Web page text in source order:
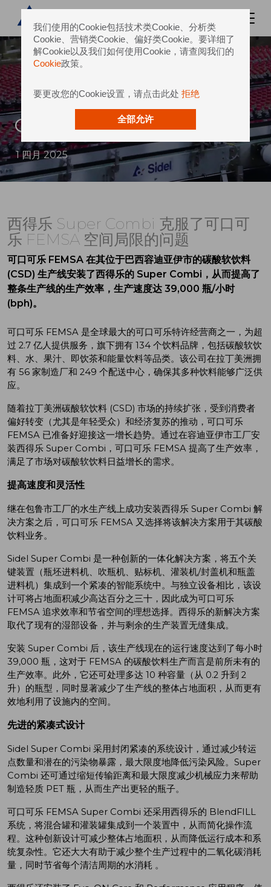
我们使用的Cookie包括技术类Cookie、分析类
Cookie、营销类Cookie、偏好类Cookie。要详细了
解Cookie以及我们如何使用Cookie，请查阅我们的
Cookie政策。
要更改您的Cookie设置，请点击此处 拒绝
全部允许
Coca-Cola Femsa
1 四月 2025
西得乐 Super Combi 克服了可口可
乐 FEMSA 空间局限的问题
可口可乐 FEMSA 在其位于巴西容迪亚伊市的碳酸软饮料
(CSD) 生产线安装了西得乐的 Super Combi，从而提高了
整条生产线的生产效率，生产速度达 39,000 瓶/小时
(bph)。
可口可乐 FEMSA 是全球最大的可口可乐特许经营商之一，为超
过 2.7 亿人提供服务，旗下拥有 134 个饮料品牌，包括碳酸软饮
料、水、果汁、即饮茶和能量饮料等品类。该公司在拉丁美洲拥
有 56 家制造厂和 249 个配送中心，确保其多种饮料能够广泛供
应。
随着拉丁美洲碳酸软饮料 (CSD) 市场的持续扩张，受到消费者
偏好转变（尤其是年轻受众）和经济复苏的推动，可口可乐
FEMSA 已准备好迎接这一增长趋势。通过在容迪亚伊市工厂安
装西得乐 Super Combi，可口可乐 FEMSA 提高了生产效率，
满足了市场对碳酸软饮料日益增长的需求。
提高速度和灵活性
继在包鲁市工厂的水生产线上成功安装西得乐 Super Combi 解
决方案之后，可口可乐 FEMSA 又选择将该解决方案用于其碳酸
饮料业务。
Sidel Super Combi 是一种创新的一体化解决方案，将五个关
键装置（瓶坯进料机、吹瓶机、贴标机、灌装机/封盖机和瓶盖
进料机）集成到一个紧凑的智能系统中。与独立设备相比，该设
计可将占地面积减少高达百分之三十，因此成为可口可乐
FEMSA 追求效率和节省空间的理想选择。西得乐的新解决方案
取代了现有的湿部设备，并与剩余的生产装置无缝集成。
安装 Super Combi 后，该生产线现在的运行速度达到了每小时
39,000 瓶，这对于 FEMSA 的碳酸饮料生产而言是前所未有的
生产效率。此外，它还可处理多达 10 种容量（从 0.2 升到 2
升）的瓶型，同时显著减少了生产线的整体占地面积，从而更有
效地利用了设施内的空间。
先进的紧凑式设计
Sidel Super Combi 采用封闭紧凑的系统设计，通过减少转运
点数量和潜在的污染物暴露，最大限度地降低污染风险。Super
Combi 还可通过缩短传输距离和最大限度减少机械应力来帮助
制造轻质 PET 瓶，从而生产出更轻的瓶子。
可口可乐 FEMSA Super Combi 还采用西得乐的 BlendFILL
系统，将混合罐和灌装罐集成到一个装置中，从而简化操作流
程。这种创新设计可减少整体占地面积，从而降低运行成本和系
统复杂性。它还大大有助于减少整个生产过程中的二氧化碳消耗
量，同时节省每个清洁周期的水消耗 。